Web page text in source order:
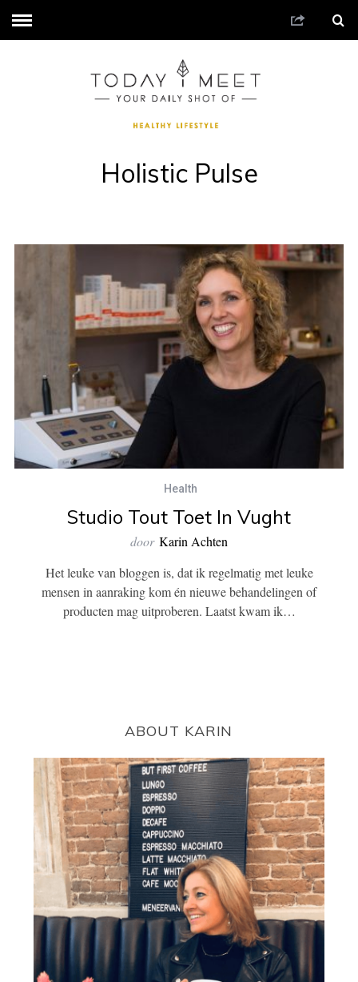
Holistic Pulse
Health
Studio Tout Toet In Vught
door Karin Achten
Het leuke van bloggen is, dat ik regelmatig met leuke
mensen in aanraking kom én nieuwe behandelingen of
producten mag uitproberen. Laatst kwam ik…
ABOUT KARIN